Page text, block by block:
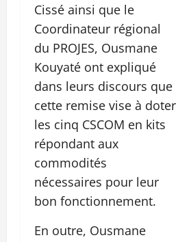
Cissé ainsi que le
Coordinateur régional
du PROJES, Ousmane
Kouyaté ont expliqué
dans leurs discours que
cette remise vise à doter
les cinq CSCOM en kits
répondant aux
commodités
nécessaires pour leur
bon fonctionnement.
En outre, Ousmane